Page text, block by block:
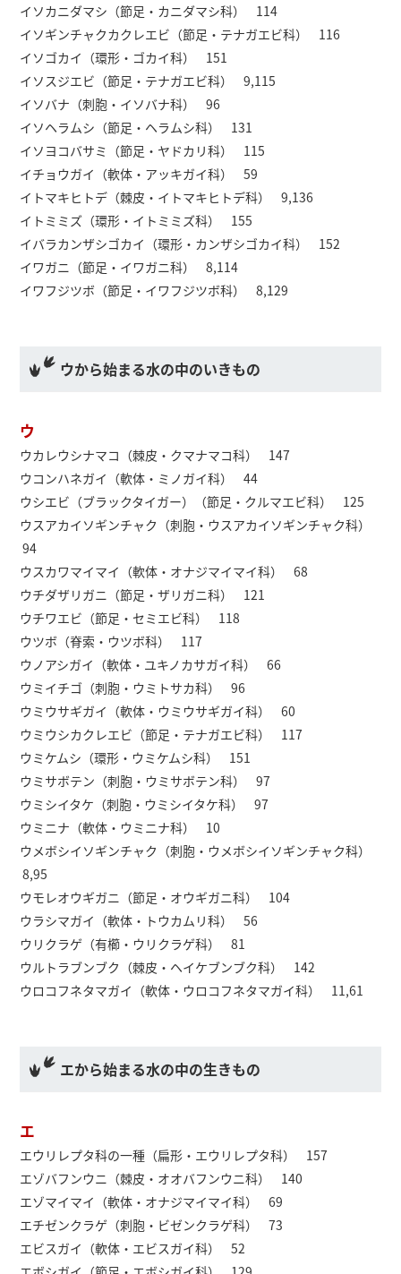
イソカニダマシ（節足・カニダマシ科） 114
イソギンチャクカクレエビ（節足・テナガエビ科） 116
イソゴカイ（環形・ゴカイ科） 151
イソスジエビ（節足・テナガエビ科） 9,115
イソバナ（刺胞・イソバナ科） 96
イソヘラムシ（節足・ヘラムシ科） 131
イソヨコバサミ（節足・ヤドカリ科） 115
イチョウガイ（軟体・アッキガイ科） 59
イトマキヒトデ（棘皮・イトマキヒトデ科） 9,136
イトミミズ（環形・イトミミズ科） 155
イバラカンザシゴカイ（環形・カンザシゴカイ科） 152
イワガニ（節足・イワガニ科） 8,114
イワフジツボ（節足・イワフジツボ科） 8,129
ウから始まる水の中のいきもの
ウ
ウカレウシナマコ（棘皮・クマナマコ科） 147
ウコンハネガイ（軟体・ミノガイ科） 44
ウシエビ（ブラックタイガー）（節足・クルマエビ科） 125
ウスアカイソギンチャク（刺胞・ウスアカイソギンチャク科）
94
ウスカワマイマイ（軟体・オナジマイマイ科） 68
ウチダザリガニ（節足・ザリガニ科） 121
ウチワエビ（節足・セミエビ科） 118
ウツボ（脊索・ウツボ科） 117
ウノアシガイ（軟体・ユキノカサガイ科） 66
ウミイチゴ（刺胞・ウミトサカ科） 96
ウミウサギガイ（軟体・ウミウサギガイ科） 60
ウミウシカクレエビ（節足・テナガエビ科） 117
ウミケムシ（環形・ウミケムシ科） 151
ウミサボテン（刺胞・ウミサボテン科） 97
ウミシイタケ（刺胞・ウミシイタケ科） 97
ウミニナ（軟体・ウミニナ科） 10
ウメボシイソギンチャク（刺胞・ウメボシイソギンチャク科）
8,95
ウモレオウギガニ（節足・オウギガニ科） 104
ウラシマガイ（軟体・トウカムリ科） 56
ウリクラゲ（有櫛・ウリクラゲ科） 81
ウルトラブンブク（棘皮・ヘイケブンブク科） 142
ウロコフネタマガイ（軟体・ウロコフネタマガイ科） 11,61
エから始まる水の中の生きもの
エ
エウリレプタ科の一種（扁形・エウリレプタ科） 157
エゾバフンウニ（棘皮・オオバフンウニ科） 140
エゾマイマイ（軟体・オナジマイマイ科） 69
エチゼンクラゲ（刺胞・ビゼンクラゲ科） 73
エビスガイ（軟体・エビスガイ科） 52